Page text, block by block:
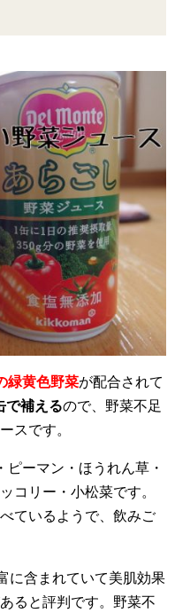
緑黄色野菜が配合されて
で補えるので、野菜不足
スです。
ーマン・ほうれん草・
コリー・小松菜です。
ているようで、飲みご
に含まれていて美肌効果
ると評判です。野菜不